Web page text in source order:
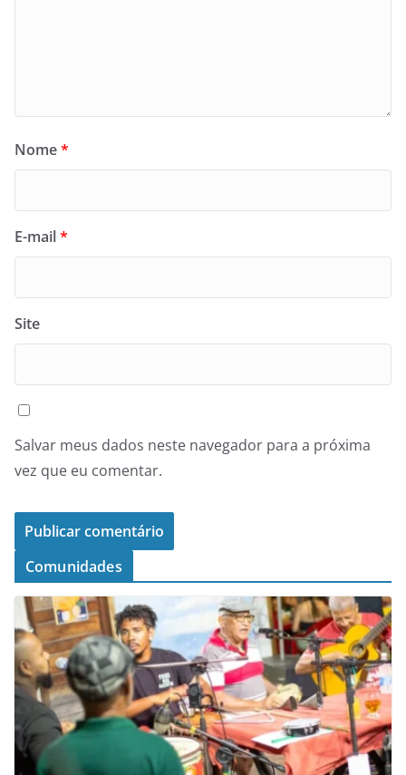
Nome*
E-mail*
Site
Salvar meus dados neste navegador para a próxima
vez que eu comentar.
Comunidades